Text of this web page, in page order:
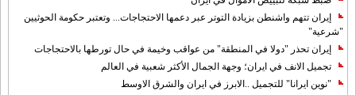
إيران تتهم واشنطن بزيادة التوتر عبر دعمها الاحتجاجات... وتعتبر حكومة الحوثيين
"شرعية"
إيران تحذر "دولا في المنطقة" من عواقب وخيمة في حال تورطها بالاحتجاجات
تجميل الانف في ايران؛ وجهة الجمال الأكثر شعبية في العالم
"نوين ايرانا" للتجميل ..الابرز في ايران والشرق الاوسط